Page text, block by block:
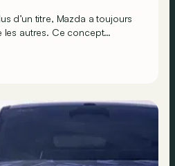
d’un titre, Mazda a toujours
les autres. Ce concept